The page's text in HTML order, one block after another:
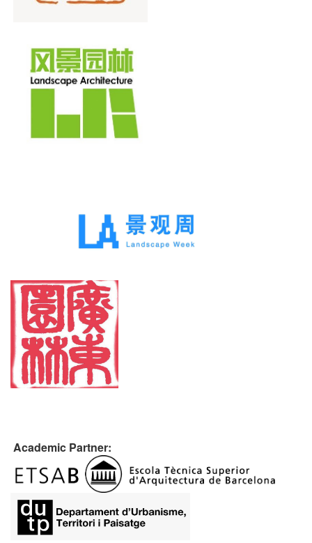
Academic Partner: